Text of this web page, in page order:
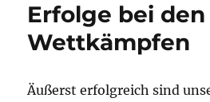
Erfolge bei
Wettkämpfen
Äußerst erfolgreich sind